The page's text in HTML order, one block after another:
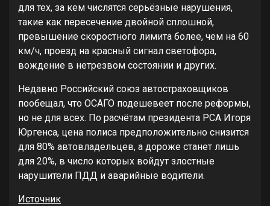
для тех, за кем числятся серьёзные нарушения,
такие как пересечение двойной сплошной,
превышение скоростного лимита более, чем на 60
км/ч, проезд на красный сигнал светофора,
вождение в нетрезвом состоянии и других.
Недавно Российский союз автостраховщиков
пообещал, что ОСАГО подешевеет после реформы,
но не для всех. По расчётам президента РСА Игоря
Юргенса, цена полиса предположительно снизится
для 80% автовладельцев, а дороже станет лишь
для 20%, в число которых войдут злостные
нарушители ПДД и аварийные водители.
Источник